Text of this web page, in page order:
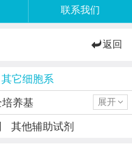
联系我们
返回
其它细胞系
展开
养基
基 无血清培养基
其他辅助试剂